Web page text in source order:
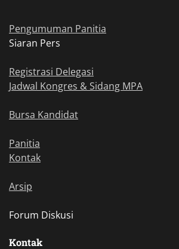
Pengumuman Panitia
Siaran Pers
Registrasi Delegasi
Jadwal Kongres & Sidang MPA
Bursa Kandidat
Panitia
Kontak
Arsip
Forum Diskusi
Kontak